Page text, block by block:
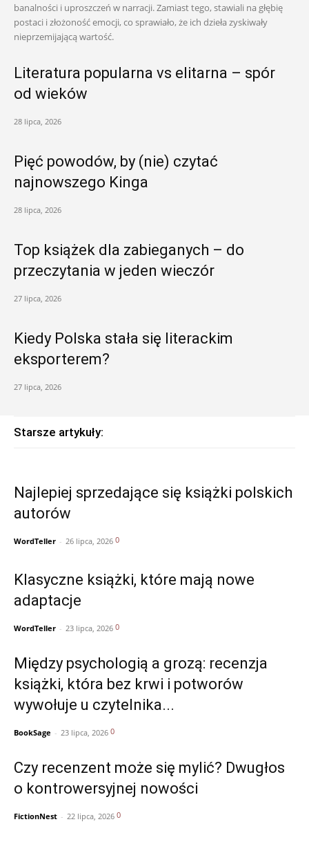
banalności i uproszczeń w narracji. Zamiast tego, stawiali na głębię
postaci i złożoność emocji, co sprawiało, że ich dzieła zyskiwały
nieprzemijającą wartość.
Literatura popularna vs elitarna – spór
od wieków
28 lipca, 2026
Pięć powodów, by (nie) czytać
najnowszego Kinga
28 lipca, 2026
Top książek dla zabieganych – do
przeczytania w jeden wieczór
27 lipca, 2026
Kiedy Polska stała się literackim
eksporterem?
27 lipca, 2026
Starsze artykuły:
Najlepiej sprzedające się książki polskich
autorów
WordTeller - 26 lipca, 2026 0
Klasyczne książki, które mają nowe
adaptacje
WordTeller - 23 lipca, 2026 0
Między psychologią a grozą: recenzja
książki, która bez krwi i potworów
wywołuje u czytelnika...
BookSage - 23 lipca, 2026 0
Czy recenzent może się mylić? Dwugłos
o kontrowersyjnej nowości
FictionNest - 22 lipca, 2026 0